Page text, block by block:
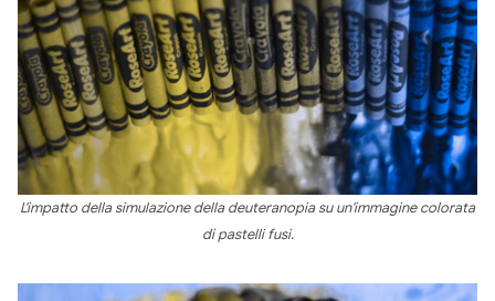
L'impatto della simulazione della deuteranopia su un'immagine colorata
di pastelli fusi.